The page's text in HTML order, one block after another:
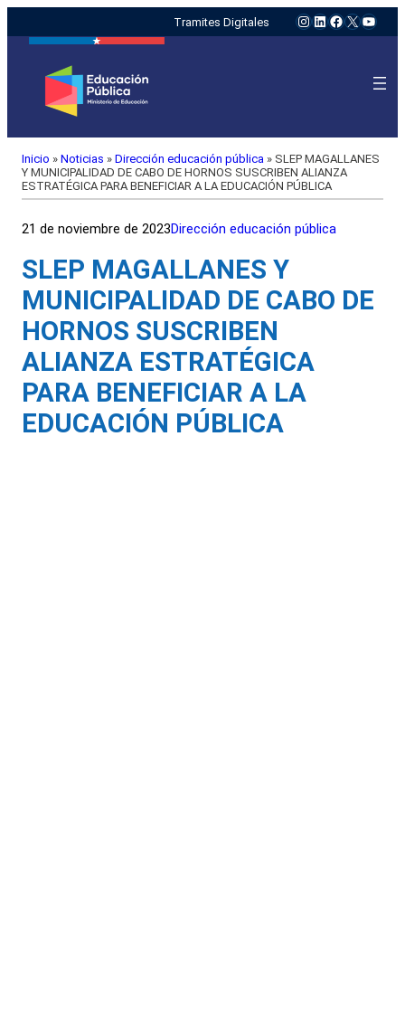
Tramites Digitales Instagram
LinkedIn
Facebook
X
Inicio » Noticias » Dirección educación pública » SLEP MAGALLANES
Y MUNICIPALIDAD DE CABO DE HORNOS SUSCRIBEN ALIANZA
ESTRATÉGICA PARA BENEFICIAR A LA EDUCACIÓN PÚBLICA
21 de noviembre de 2023Dirección educación pública
SLEP MAGALLANES Y
MUNICIPALIDAD DE CABO DE
HORNOS SUSCRIBEN
ALIANZA ESTRATÉGICA
PARA BENEFICIAR A LA
EDUCACIÓN PÚBLICA